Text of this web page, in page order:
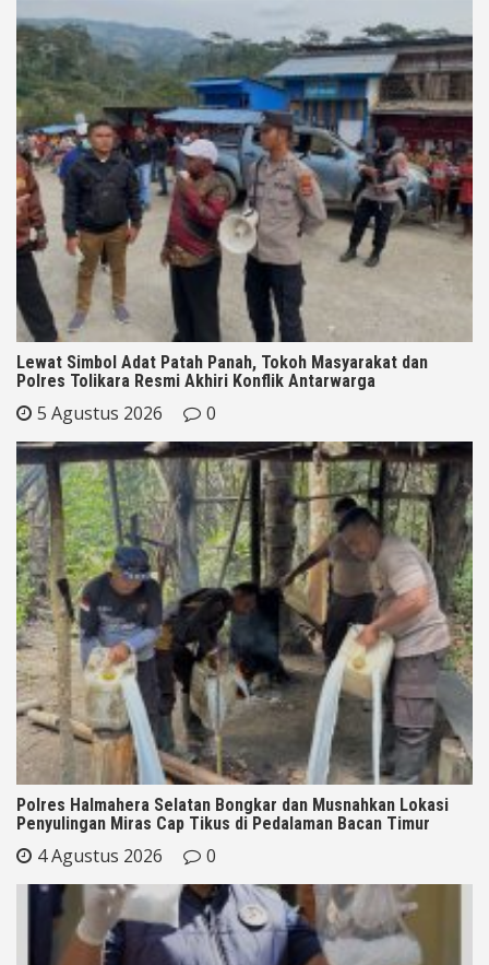
Lewat Simbol Adat Patah Panah, Tokoh Masyarakat dan
Polres Tolikara Resmi Akhiri Konflik Antarwarga
5 Agustus 2026 0
Polres Halmahera Selatan Bongkar dan Musnahkan Lokasi
Penyulingan Miras Cap Tikus di Pedalaman Bacan Timur
4 Agustus 2026 0